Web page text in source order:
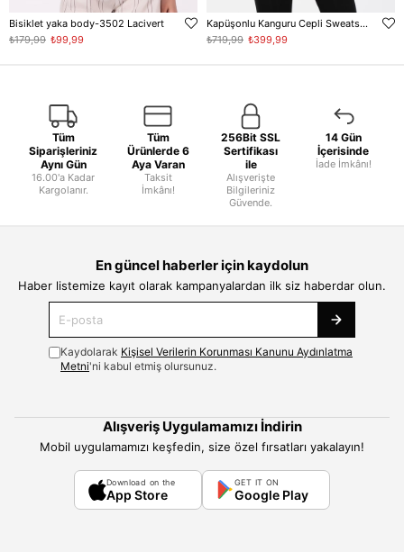
Bisiklet yaka body-3502 Lacivert
₺99,99
₺179,99
Kapüşonlu Kanguru Cepli Sweatshirt - Ekru
₺399,99
₺719,99
Tüm
Siparişleriniz
Aynı Gün
16.00'a Kadar
Kargolanır.
Tüm
Ürünlerde 6
Aya Varan
Taksit
İmkânı!
256Bit SSL
Sertifikası
ile
Alışverişte
Bilgileriniz
Güvende.
14 Gün
İçerisinde
İade İmkânı!
En güncel haberler için kaydolun
Haber listemize kayıt olarak kampanyalardan ilk siz haberdar olun.
Kaydolarak Kişisel Verilerin Korunması Kanunu Aydınlatma
Metni'ni kabul etmiş olursunuz.
Alışveriş Uygulamamızı İndirin
Mobil uygulamamızı keşfedin, size özel fırsatları yakalayın!
Download on the
App Store
GET IT ON
Google Play